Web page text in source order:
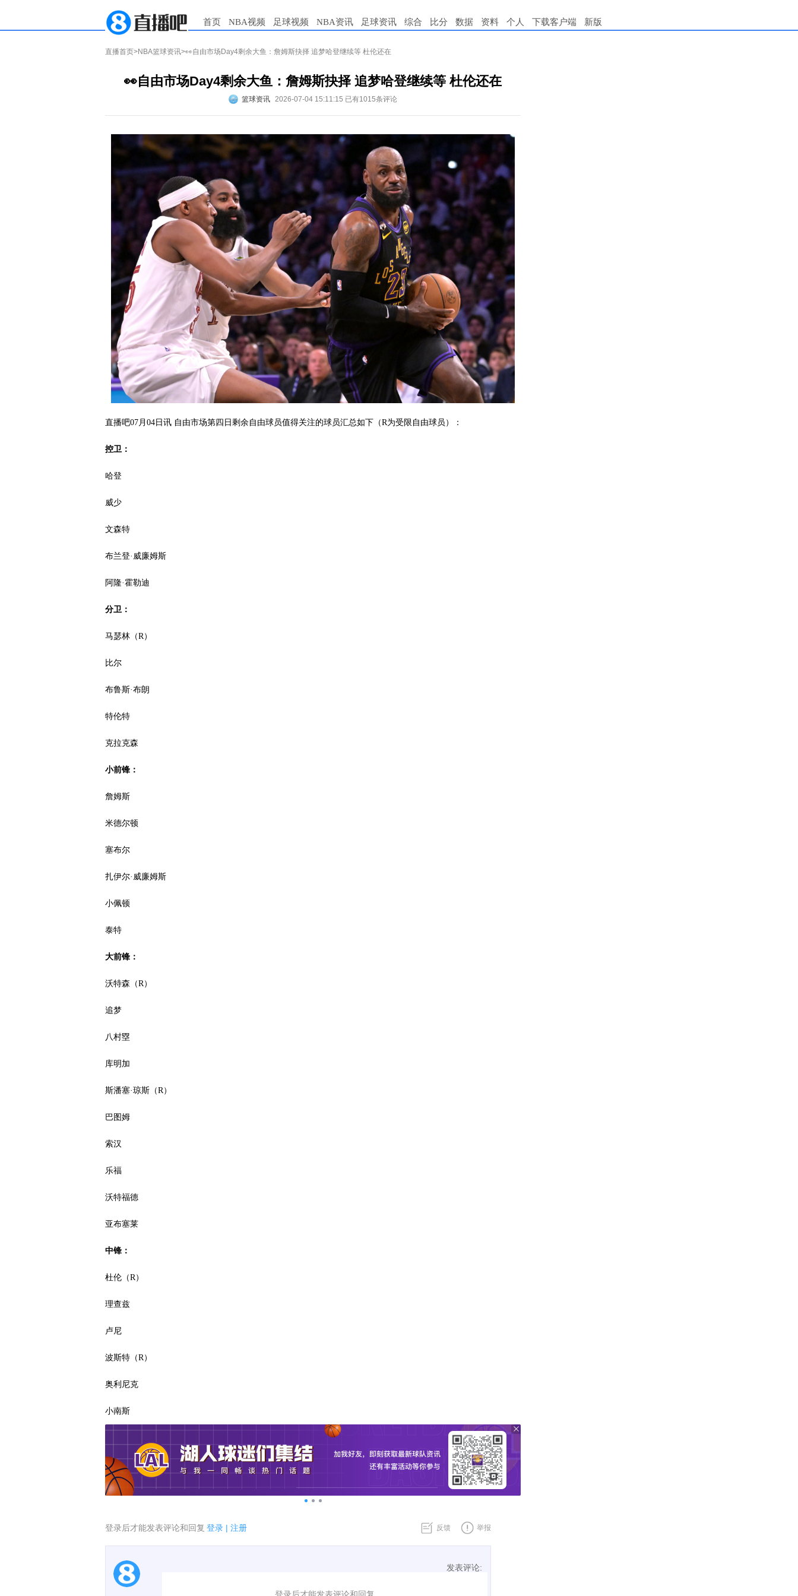
首页 NBA视频 足球视频 NBA资讯 足球资讯 综合 比分 数据 资料 个人 下载客户端 新版
直播首页>NBA篮球资讯>👀自由市场Day4剩余大鱼：詹姆斯抉择 追梦哈登继续等 杜伦还在
👀自由市场Day4剩余大鱼：詹姆斯抉择 追梦哈登继续等 杜伦还在
篮球资讯 2026-07-04 15:11:15 已有1015条评论
直播吧07月04日讯 自由市场第四日剩余自由球员值得关注的球员汇总如下（R为受限自由球员）：
控卫：
哈登
威少
文森特
布兰登·威廉姆斯
阿隆·霍勒迪
分卫：
马瑟林（R）
比尔
布鲁斯·布朗
特伦特
克拉克森
小前锋：
詹姆斯
米德尔顿
塞布尔
扎伊尔·威廉姆斯
小佩顿
泰特
大前锋：
沃特森（R）
追梦
八村塁
库明加
斯潘塞·琼斯（R）
巴图姆
索汉
乐福
沃特福德
亚布塞莱
中锋：
杜伦（R）
理查兹
卢尼
波斯特（R）
奥利尼克
小南斯
登录后才能发表评论和回复 登录 | 注册 反馈 举报
发表评论:
1.电脑端新用户可以发表评论了！